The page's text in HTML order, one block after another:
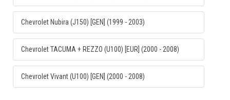
Chevrolet Nubira (J150) [GEN] (1999 - 2003)
Chevrolet TACUMA + REZZO (U100) [EUR] (2000 - 2008)
Chevrolet Vivant (U100) [GEN] (2000 - 2008)